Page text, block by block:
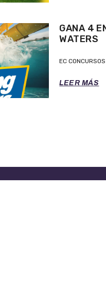
GANA 4
WATERS
EC CONCURSOS
LEER MÁS